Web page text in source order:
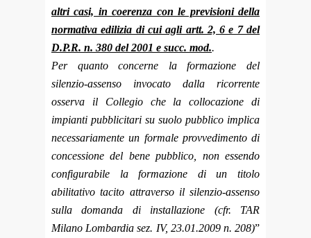
altri casi, in coerenza con le previsioni della
normativa edilizia di cui agli artt. 2, 6 e 7 del
D.P.R. n. 380 del 2001 e succ. mod..
Per quanto concerne la formazione del
silenzio-assenso invocato dalla ricorrente
osserva il Collegio che la collocazione di
impianti pubblicitari su suolo pubblico implica
necessariamente un formale provvedimento di
concessione del bene pubblico, non essendo
configurabile la formazione di un titolo
abilitativo tacito attraverso il silenzio-assenso
sulla domanda di installazione (cfr. TAR
Milano Lombardia sez. IV, 23.01.2009 n. 208)”